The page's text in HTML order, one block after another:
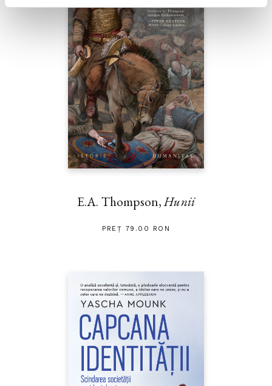
E.A. Thompson,Hunii
PREȚ 79.00 RON